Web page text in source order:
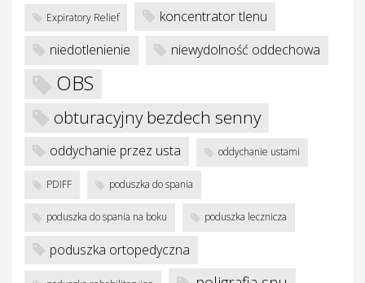
Expiratory Relief
koncentrator tlenu
niedotlenienie
niewydolność oddechowa
OBS
obturacyjny bezdech senny
oddychanie przez usta oddychanie ustami
PDIFF poduszka do spania
poduszka do spania na boku poduszka lecznicza
poduszka ortopedyczna